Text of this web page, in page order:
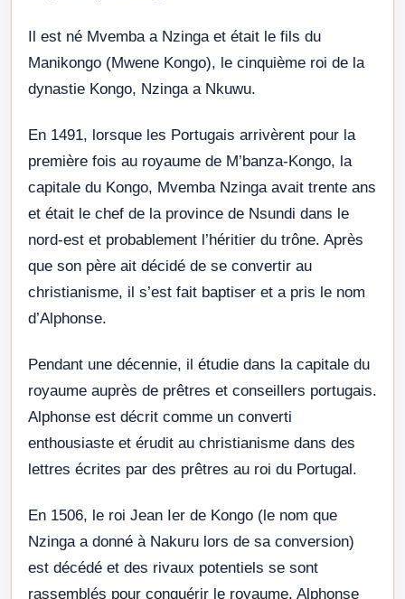
Il est né Mvemba a Nzinga et était le fils du
Manikongo (Mwene Kongo), le cinquième roi de la
dynastie Kongo, Nzinga a Nkuwu.
En 1491, lorsque les Portugais arrivèrent pour la
première fois au royaume de M’banza-Kongo, la
capitale du Kongo, Mvemba Nzinga avait trente ans
et était le chef de la province de Nsundi dans le
nord-est et probablement l’héritier du trône. Après
que son père ait décidé de se convertir au
christianisme, il s’est fait baptiser et a pris le nom
d’Alphonse.
Pendant une décennie, il étudie dans la capitale du
royaume auprès de prêtres et conseillers portugais.
Alphonse est décrit comme un converti
enthousiaste et érudit au christianisme dans des
lettres écrites par des prêtres au roi du Portugal.
En 1506, le roi Jean Ier de Kongo (le nom que
Nzinga a donné à Nakuru lors de sa conversion)
est décédé et des rivaux potentiels se sont
rassemblés pour conquérir le royaume. Alphonse